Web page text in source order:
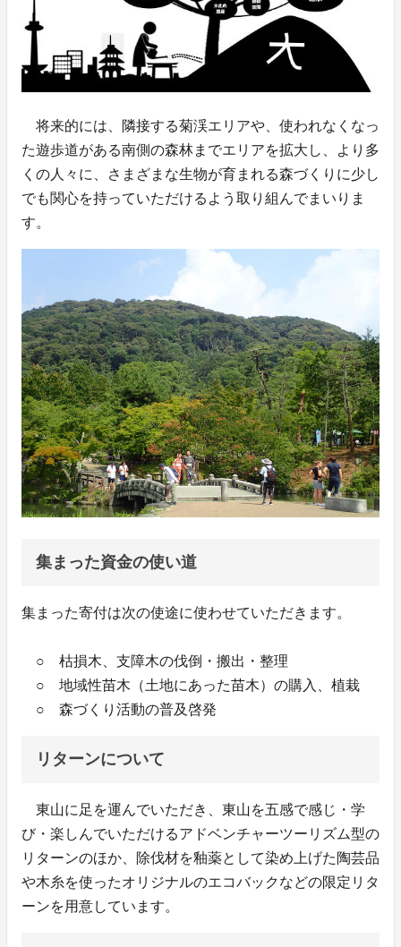
将来的には、隣接する菊渓エリアや、使われなくなっ
た遊歩道がある南側の森林までエリアを拡大し、より多
くの人々に、さまざまな生物が育まれる森づくりに少し
でも関心を持っていただけるよう取り組んでまいりま
す。
集まった資金の使い道
集まった寄付は次の使途に使わせていただきます。
○ 枯損木、支障木の伐倒・搬出・整理
○ 地域性苗木（土地にあった苗木）の購入、植栽
○ 森づくり活動の普及啓発
リターンについて
東山に足を運んでいただき、東山を五感で感じ・学
び・楽しんでいただけるアドベンチャーツーリズム型の
リターンのほか、除伐材を釉薬として染め上げた陶芸品
や木糸を使ったオリジナルのエコバックなどの限定リタ
ーンを用意しています。